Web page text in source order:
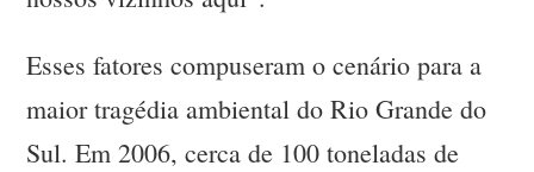
Esses fatores compuseram o cenário para a
maior tragédia ambiental do Rio Grande do
Sul. Em 2006, cerca de 100 toneladas de